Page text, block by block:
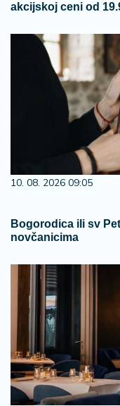
akcijskoj ceni od
10. 08. 2026 09:05
Bogorodica ili sv
novčanicima